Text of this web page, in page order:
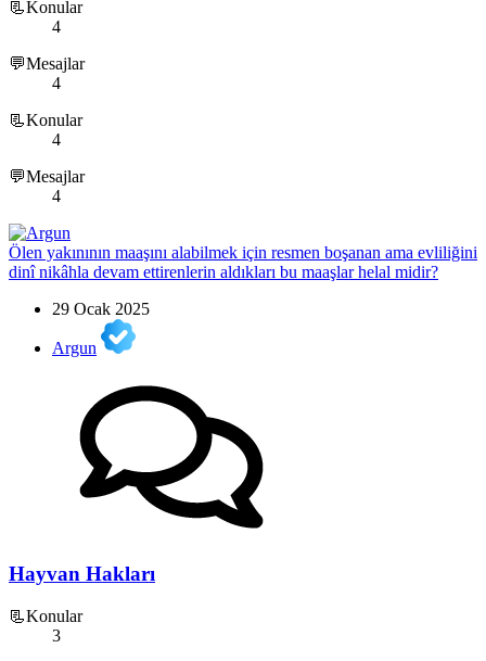
📃Konular
4
💬Mesajlar
4
📃Konular
4
💬Mesajlar
4
Ölen yakınının maaşını alabilmek için resmen boşanan ama evliliğini
dinî nikâhla devam ettirenlerin aldıkları bu maaşlar helal midir?
29 Ocak 2025
Argun
Hayvan Hakları
📃Konular
3